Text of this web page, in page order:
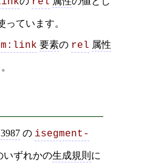
っています。
要素の rel 属性
。
の isegment-
いずれかの生成規則 に